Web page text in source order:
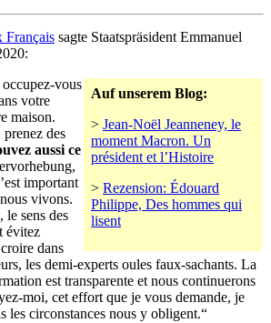
Français sagte Staatspräsident Emmanuel
Auf unserem Blog:
> Jean-Noël Jeanneney, le
moment Macron. Un
président et l’Histoire
> Rezension: Édouard
Philippe, Des hommes qui
lisent
vous
votre
maison.
des
aussi ce
important
vivons.
le sens des
évitez
dans
les demi-experts oules faux-sachants. La
est transparente et nous continuerons
moi, cet effort que je vous demande, je
les circonstances nous y obligent.“